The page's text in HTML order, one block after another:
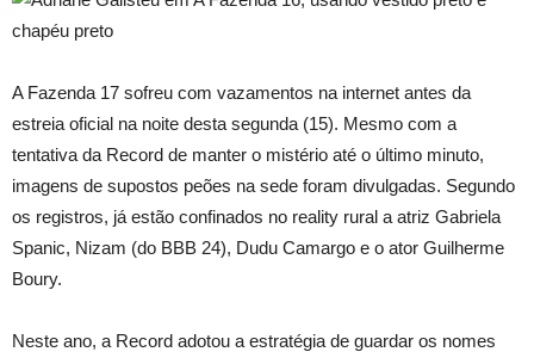
A Fazenda 17 sofreu com vazamentos na internet antes da
estreia oficial na noite desta segunda (15). Mesmo com a
tentativa da Record de manter o mistério até o último minuto,
imagens de supostos peões na sede foram divulgadas. Segundo
os registros, já estão confinados no reality rural a atriz Gabriela
Spanic, Nizam (do BBB 24), Dudu Camargo e o ator Guilherme
Boury.
Neste ano, a Record adotou a estratégia de guardar os nomes